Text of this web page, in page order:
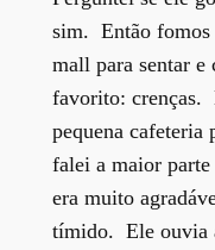
sim. Então fomos
mall para sentar e
favorito: crenças.
pequena cafeteria
falei a maior
era muito
tímido. Ele ouvia